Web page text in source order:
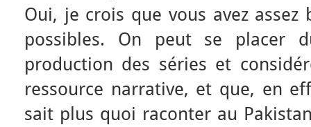
Oui, je crois que vous avez
possibles. On peut se placer
production des séries et
ressource narrative, et que, en
sait plus quoi raconter au